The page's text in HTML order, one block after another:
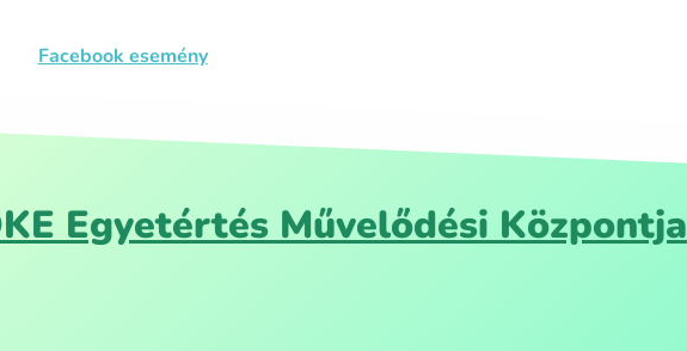
Facebook esemény
Egyetértés Művelődési Központja